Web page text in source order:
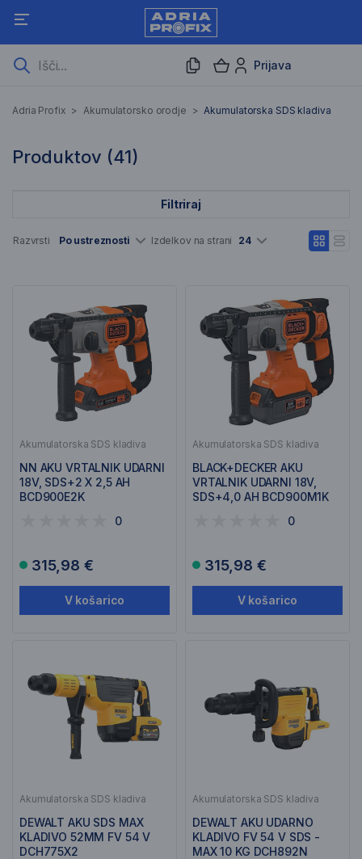
Prijava
Akumulatorska SDS
Adria Profix > Akumulatorsko orodje > Akumulatorska SDS kladiva
Produktov (41)
41 Rezultati iskanja
Filtriraj
Seznam artiklov
Razvrsti Po ustreznosti Izdelkov na strani 24
Akumulatorska SDS kladiva
NN AKU VRTALNIK UDARNI
18V, SDS+2 X 2,5 AH
BCD900E2K
0
315,98 €
V košarico
Akumulatorska SDS kladiva
BLACK+DECKER AKU
VRTALNIK UDARNI 18V,
SDS+4,0 AH BCD900M1K
0
315,98 €
V košarico
Akumulatorska SDS kladiva
DEWALT AKU SDS MAX
KLADIVO 52MM FV 54 V
DCH775X2
Akumulatorska SDS kladiva
DEWALT AKU UDARNO
KLADIVO FV 54 V SDS -
MAX 10 KG DCH892N